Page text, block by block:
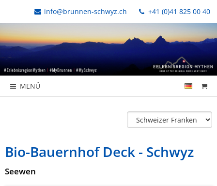
info@brunnen-schwyz.ch +41 (0)41 825 00 40
MENÜ
Bio-Bauernhof Deck - Schwyz
Seewen